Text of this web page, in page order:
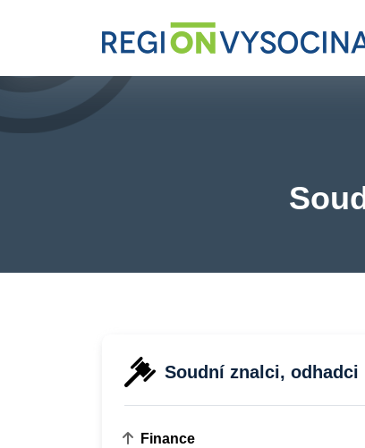
Soudní znalci, odhadci
Finance